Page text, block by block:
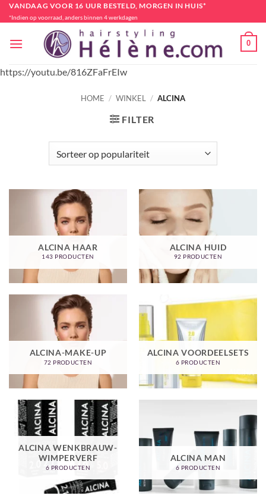
Ga
naar
VANDAAG VOOR 16 UUR BESTELD, MORGEN IN HUIS*
*Indien op voorraad, anders binnen 4 werkdagen
0
https://youtu.be/816ZFaFrEIw
HOME / WINKEL / ALCINA
FILTER
ALCINA HAAR
143 PRODUCTEN
ALCINA HUID
92 PRODUCTEN
ALCINA-MAKE-UP
72 PRODUCTEN
ALCINA VOORDEELSETS
6 PRODUCTEN
ALCINA WENKBRAUW-
WIMPERVERF
6 PRODUCTEN
ALCINA MAN
6 PRODUCTEN